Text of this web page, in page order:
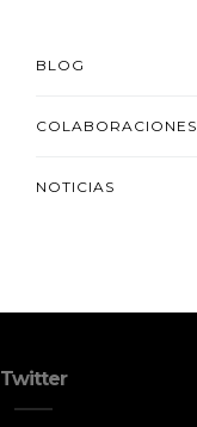
BLOG
COLABORACIONES
NOTICIAS
Twitter